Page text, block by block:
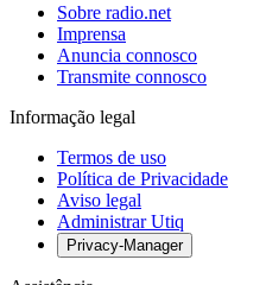
Sobre radio.net
Imprensa
Anuncia connosco
Transmite connosco
Informação legal
Termos de uso
Política de Privacidade
Aviso legal
Administrar Utiq
Privacy-Manager